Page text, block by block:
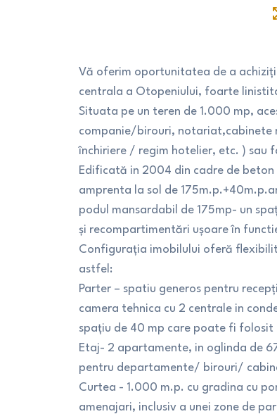
Vă oferim oportunitatea de a
centrala a Otopeniului, foarte
Situata pe un teren de 1.000 mp,
companie/birouri, notariat,cabinete
închiriere / regim hotelier, etc. ) sau
Edificată in 2004 din cadre de beton
amprenta la sol de
podul mansardabil de 175mp- un
și recompartimentări ușoare în
Configurația imobilului oferă
astfel:
Parter – spatiu generos pentru
camera tehnica cu 2 centrale in
spațiu de 40 mp care poate fi folosit
Etaj- 2 apartamente, in oglinda de
pentru departamente/ birouri/
Curtea - 1.000 m.p. cu gradina cu
amenajari, inclusiv a unei zone de